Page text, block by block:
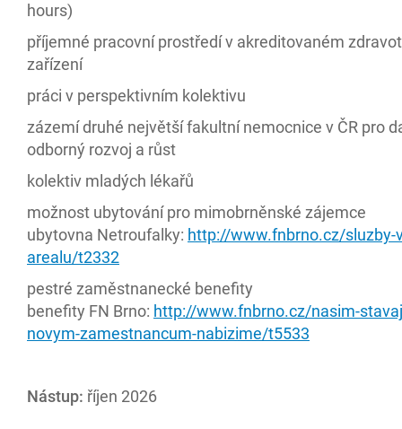
hours)
příjemné pracovní prostředí v akreditovaném
zařízení
práci v perspektivním kolektivu
zázemí druhé největší fakultní nemocnice v ČR pro
odborný rozvoj a růst
kolektiv mladých lékařů
možnost ubytování pro mimobrněnské zájemce
ubytovna Netroufalky: http://www.fnbrno.cz/sluzby-
arealu/t2332
pestré zaměstnanecké benefity
benefity FN Brno: http://www.fnbrno.cz/nasim-
novym-zamestnancum-nabizime/t5533
Nástup: říjen 2026